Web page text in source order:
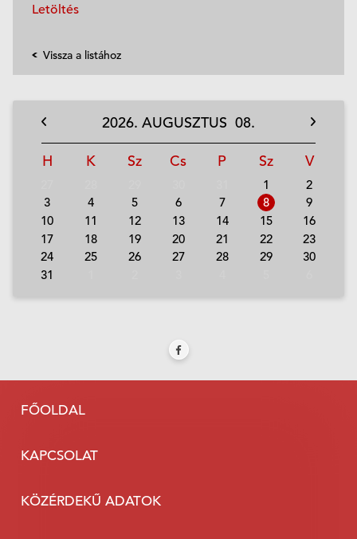
Letöltés
Vissza a listához
2026. AUGUSZTUS 08.
H K Sz Cs P Sz V
1
2
3
4 5 6 7 8
9
10
11 12 13 14 15
16
17
18 19 20 21 22
23
24
25 26 27 28 29
30
31
FŐOLDAL
KAPCSOLAT
KÖZÉRDEKŰ ADATOK